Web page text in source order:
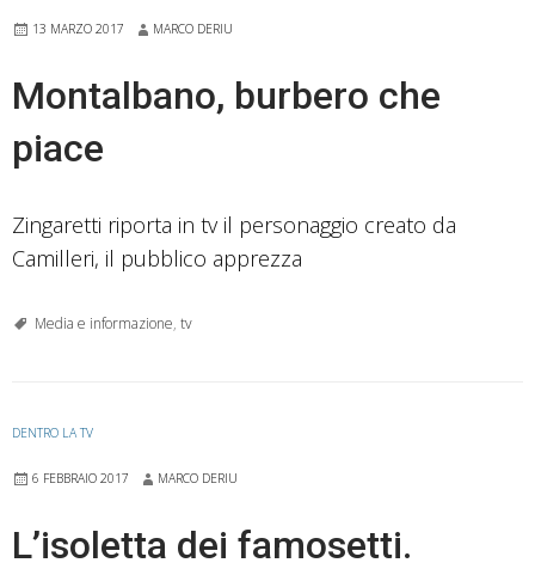
13 MARZO 2017 MARCO DERIU
Montalbano, burbero che
piace
Zingaretti riporta in tv il personaggio creato da
Camilleri, il pubblico apprezza
Media e informazione, tv
DENTRO LA TV
6 FEBBRAIO 2017 MARCO DERIU
L’isoletta dei famosetti.